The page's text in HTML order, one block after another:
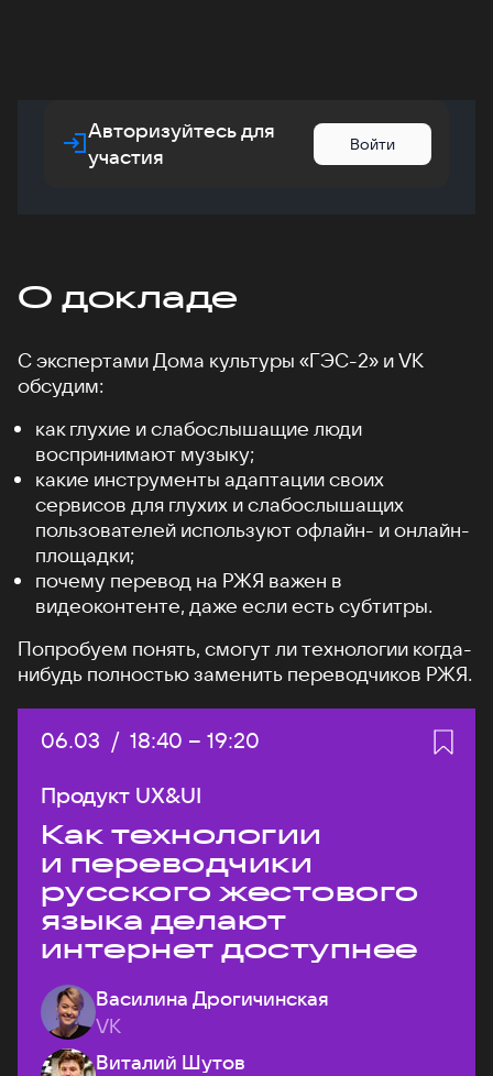
Авторизуйтесь для
участия
Войти
О докладе
С экспертами Дома культуры «ГЭС-2» и VK
обсудим:
как глухие и слабослышащие люди
воспринимают музыку;
какие инструменты адаптации своих
сервисов для глухих и слабослышащих
пользователей используют офлайн- и онлайн-
площадки;
почему перевод на РЖЯ важен в
видеоконтенте, даже если есть субтитры.
Попробуем понять, смогут ли технологии когда-
нибудь полностью заменить переводчиков РЖЯ.
Дата:
06.03 / Начало:
18:40 – Конец:
19:20
Продукт UX&UI
Как технологии
и переводчики
русского жестового
языка делают
интернет доступнее
Василина Дрогичинская
VK
Виталий Шутов